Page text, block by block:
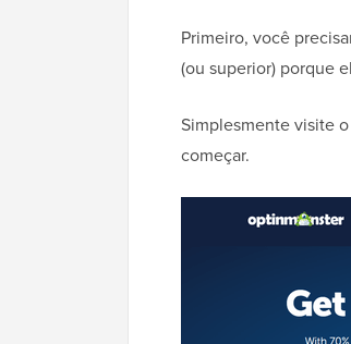
Primeiro, você
(ou superior) porque
Simplesmente visite
começar.